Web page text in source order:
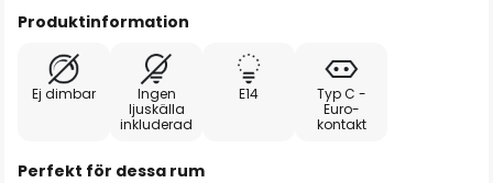
Produktinformation
Ej dimbar
Ingen
ljuskälla
inkluderad
E14
Typ C -
Euro-
kontakt
Perfekt för dessa rum